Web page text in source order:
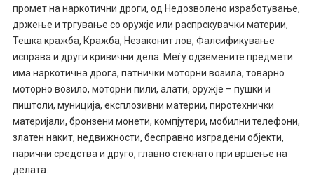
промет на наркотични дроги, од Недозволено изработување,
држење и тргување со оружје или распрскувачки материи,
Тешка кражба, Кражба, Незаконит лов, Фалсификување
исправа и други кривични дела. Меѓу одземените предмети
има наркотична дрога, патнички моторни возила, товарно
моторно возило, моторни пили, алати, оружје – пушки и
пиштоли, муниција, експлозивни материи, пиротехнички
материјали, бронзени монети, компјутери, мобилни телефони,
златен накит, недвижности, бесправно изградени објекти,
парични средства и друго, главно стекнато при вршење на
делата.